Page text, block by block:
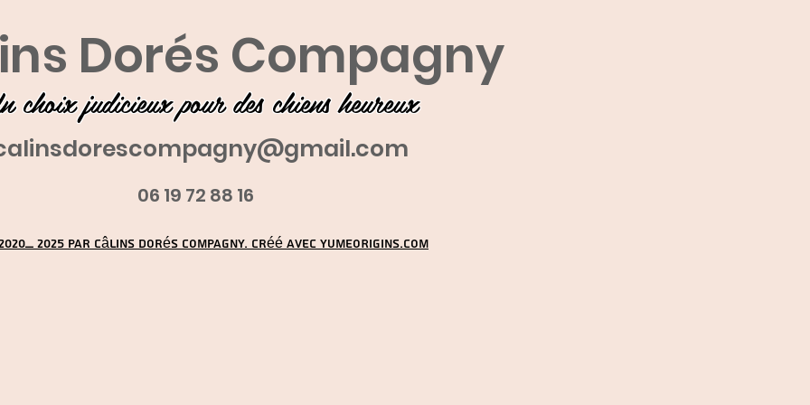
Dorés Compagny
choix judicieux pour des chiens heureux
06 19 72 88 16
2025 par Câlins Dorés Compagny. Créé avec YUMEORIGINS.COM